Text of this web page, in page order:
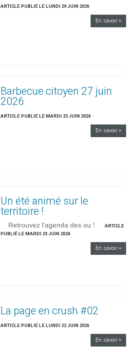
ARTICLE PUBLIÉ LE LUNDI 29 JUIN 2026
En savoir +
Barbecue citoyen 27 juin
2026
ARTICLE PUBLIÉ LE MARDI 23 JUIN 2026
En savoir +
Un été animé sur le
territoire !
Retrouvez l'agenda des ou ! ARTICLE
PUBLIÉ LE MARDI 23 JUIN 2026
En savoir +
La page en crush #02
ARTICLE PUBLIÉ LE LUNDI 22 JUIN 2026
En savoir +